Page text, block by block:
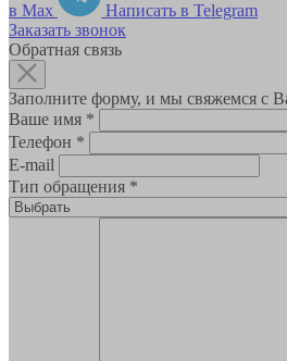
в Max
Написать в Telegram
Заказать звонок
Обратная связь
Заполните форму, и мы свяжемся с
Ваше имя *
Телефон *
E-mail
Тип обращения *